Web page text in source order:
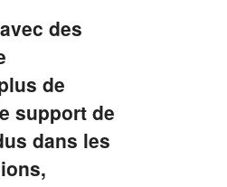
des
de
support de
dans les